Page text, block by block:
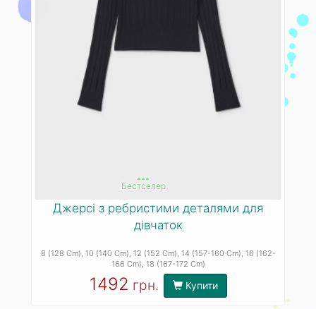
***
Бестселер
Джерсі з ребристими деталями для
дівчаток
8 (128 Cm), 10 (140 Cm), 12 (152 Cm), 14 (157-160 Cm), 16 (162-
166 Cm), 18 (167-172 Cm)
1492 грн. Купити